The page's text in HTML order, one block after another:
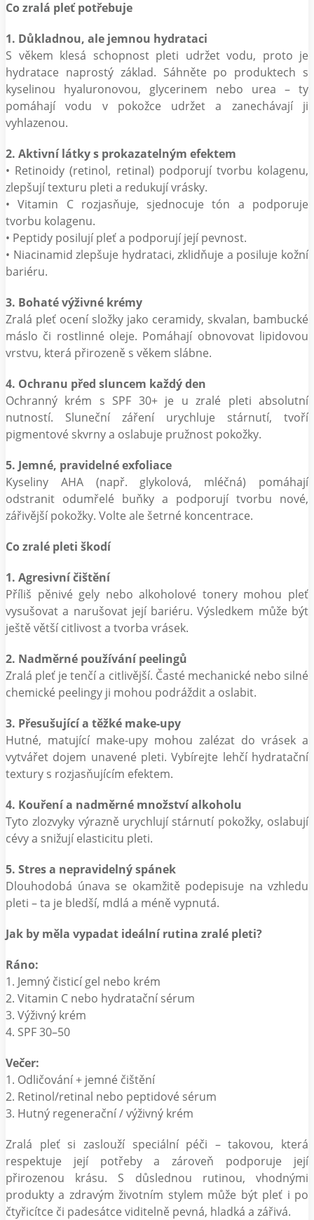
Co zralá pleť potřebuje
1. Důkladnou, ale jemnou hydrataci
S věkem klesá schopnost pleti udržet vodu, proto je
hydratace naprostý základ. Sáhněte po produktech s
kyselinou hyaluronovou, glycerinem nebo urea – ty
pomáhají vodu v pokožce udržet a zanechávají ji
vyhlazenou.
2. Aktivní látky s prokazatelným efektem
• Retinoidy (retinol, retinal) podporují tvorbu kolagenu,
zlepšují texturu pleti a redukují vrásky.
• Vitamin C rozjasňuje, sjednocuje tón a podporuje
tvorbu kolagenu.
• Peptidy posilují pleť a podporují její pevnost.
• Niacinamid zlepšuje hydrataci, zklidňuje a posiluje kožní
bariéru.
3. Bohaté výživné krémy
Zralá pleť ocení složky jako ceramidy, skvalan, bambucké
máslo či rostlinné oleje. Pomáhají obnovovat lipidovou
vrstvu, která přirozeně s věkem slábne.
4. Ochranu před sluncem každý den
Ochranný krém s SPF 30+ je u zralé pleti absolutní
nutností. Sluneční záření urychluje stárnutí, tvoří
pigmentové skvrny a oslabuje pružnost pokožky.
5. Jemné, pravidelné exfoliace
Kyseliny AHA (např. glykolová, mléčná) pomáhají
odstranit odumřelé buňky a podporují tvorbu nové,
zářivější pokožky. Volte ale šetrné koncentrace.
Co zralé pleti škodí
1. Agresivní čištění
Příliš pěnivé gely nebo alkoholové tonery mohou pleť
vysušovat a narušovat její bariéru. Výsledkem může být
ještě větší citlivost a tvorba vrásek.
2. Nadměrné používání peelingů
Zralá pleť je tenčí a citlivější. Časté mechanické nebo silné
chemické peelingy ji mohou podráždit a oslabit.
3. Přesušující a těžké make-upy
Hutné, matující make-upy mohou zalézat do vrásek a
vytvářet dojem unavené pleti. Vybírejte lehčí hydratační
textury s rozjasňujícím efektem.
4. Kouření a nadměrné množství alkoholu
Tyto zlozvyky výrazně urychlují stárnutí pokožky, oslabují
cévy a snižují elasticitu pleti.
5. Stres a nepravidelný spánek
Dlouhodobá únava se okamžitě podepisuje na vzhledu
pleti – ta je bledší, mdlá a méně vypnutá.
Jak by měla vypadat ideální rutina zralé pleti?
Ráno:
1. Jemný čisticí gel nebo krém
2. Vitamin C nebo hydratační sérum
3. Výživný krém
4. SPF 30–50
Večer:
1. Odličování + jemné čištění
2. Retinol/retinal nebo peptidové sérum
3. Hutný regenerační / výživný krém
Zralá pleť si zaslouží speciální péči – takovou, která
respektuje její potřeby a zároveň podporuje její
přirozenou krásu. S důslednou rutinou, vhodnými
produkty a zdravým životním stylem může být pleť i po
čtyřicítce či padesátce viditelně pevná, hladká a zářivá.